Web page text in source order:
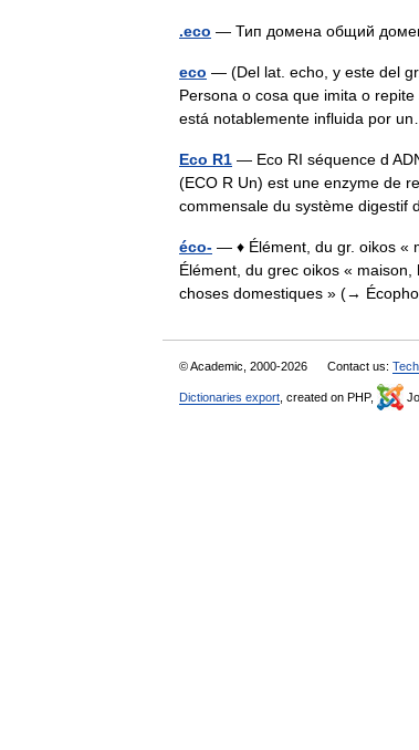
.eco — Тип домена общий
eco — (Del lat. echo, y este del
Persona o cosa que imita o
está notablemente influida por
Eco R1 — Eco RI séquence d
(ECO R Un) est une enzyme de
commensale du système
éco- — ♦ Élément, du gr. oikos «
Élément, du grec oikos «
choses domestiques » (→
© Academic, 2000-2026 Contact us:
Dictionaries export , created on PHP,